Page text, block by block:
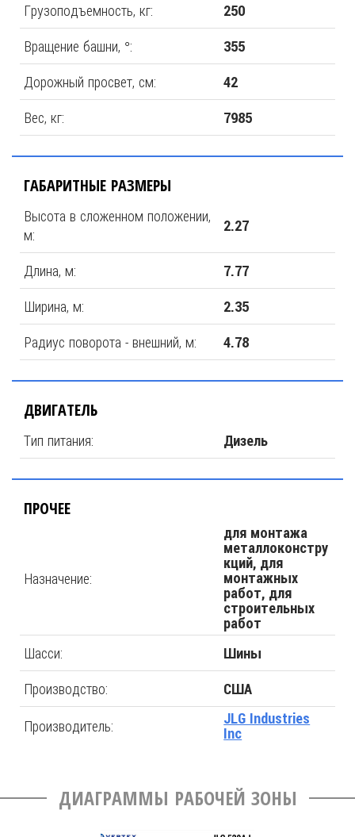
Грузоподъемность, кг: 250
Вращение башни, °: 355
Дорожный просвет, см: 42
Вес, кг: 7985
ГАБАРИТНЫЕ РАЗМЕРЫ
Высота в сложенном положении,
м:
2.27
Длина, м: 7.77
Ширина, м: 2.35
Радиус поворота - внешний, м: 4.78
ДВИГАТЕЛЬ
Тип питания: Дизель
ПРОЧЕЕ
Назначение:
для монтажа
металлоконстру
кций, для
монтажных
работ, для
строительных
работ
Шасси: Шины
Производство: США
Производитель:
JLG Industries
Inc
ДИАГРАММЫ РАБОЧЕЙ ЗОНЫ